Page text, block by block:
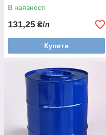
В наявності
131,25 ₴/л
Купити